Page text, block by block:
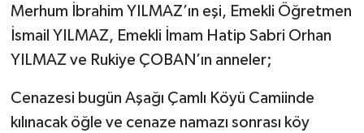
Merhum İbrahim YILMAZ’ın eşi, Emekli Öğretmen
İsmail YILMAZ, Emekli İmam Hatip Sabri Orhan
YILMAZ ve Rukiye ÇOBAN’ın anneler;
Cenazesi bugün Aşağı Çamlı Köyü Camiinde
kılınacak öğle ve cenaze namazı sonrası köy